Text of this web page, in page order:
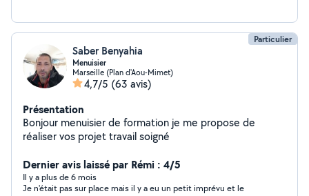
Particulier
Saber Benyahia
Menuisier
Marseille (Plan d'Aou-Mimet)
4,7/5 (63 avis)
Présentation
Bonjour menuisier de formation je me propose de
réaliser vos projet travail soigné
Dernier avis laissé par Rémi : 4/5
Il y a plus de 6 mois
Je n'était pas sur place mais il y a eu un petit imprévu et le